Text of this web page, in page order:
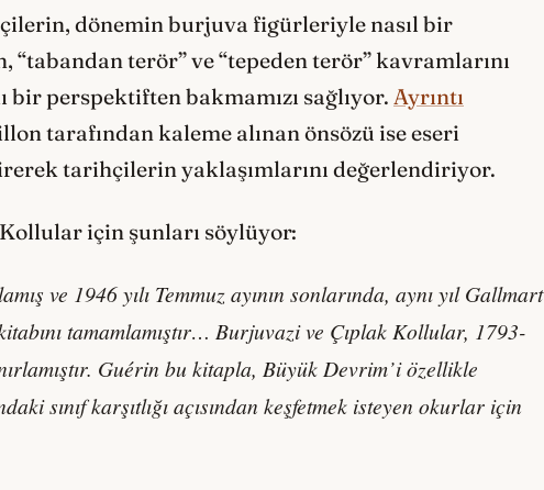
dönemin burjuva figürleriyle nasıl bir
terör” ve “tepeden terör” kavramlarını
bir perspektiften bakmamızı sağlıyor. Ayrıntı
tarafından kaleme alınan önsözü ise eseri
tarihçilerin yaklaşımlarını değerlendiriyor.
için şunları söylüyor:
ve 1946 yılı Temmuz ayının sonlarında, aynı yıl Gallmart
tamamlamıştır… Burjuvazi ve Çıplak Kollular, 1793-
Guérin bu kitapla, Büyük Devrim’i özellikle
sınıf karşıtlığı açısından keşfetmek isteyen okurlar için